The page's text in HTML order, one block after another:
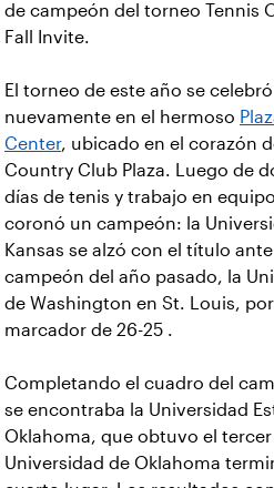
de campeón del torneo Tennis
Fall Invite.
El torneo de este año se celebró
nuevamente en el hermoso
Center, ubicado en el corazón
Country Club Plaza. Luego de
días de tenis y trabajo en
coronó un campeón: la
Kansas se alzó con el título ante
campeón del año pasado, la
de Washington en St. Louis,
marcador de 26-25 .
Completando el cuadro del
se encontraba la Universidad
Oklahoma, que obtuvo el tercer
Universidad de Oklahoma